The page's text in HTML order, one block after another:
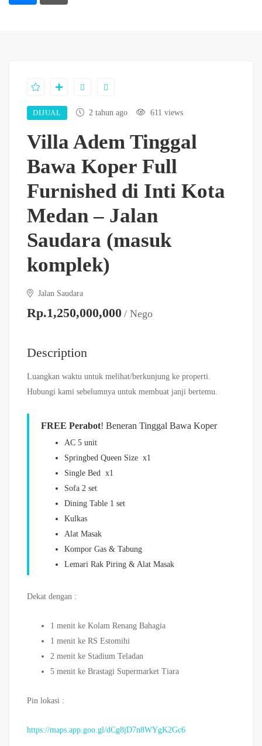
DIJUAL 2 tahun ago 611 views
Villa Adem Tinggal
Bawa Koper Full
Furnished di Inti Kota
Medan – Jalan
Saudara (masuk
komplek)
Jalan Saudara
Rp.1,250,000,000 / Nego
Description
Luangkan waktu untuk melihat/berkunjung ke properti.
Hubungi kami sebelumnya untuk membuat janji bertemu.
FREE Perabot! Beneran Tinggal Bawa Koper
AC 5 unit
Springbed Queen Size x1
Single Bed x1
Sofa 2 set
Dining Table 1 set
Kulkas
Alat Masak
Kompor Gas & Tabung
Lemari Rak Piring & Alat Masak
Dekat dengan :
1 menit ke Kolam Renang Bahagia
1 menit ke RS Estomihi
2 menit ke Stadium Teladan
5 menit ke Brastagi Supermarket Tiara
Pin lokasi :
https://maps.app.goo.gl/dCg8jD7n8WYgK2Gc6